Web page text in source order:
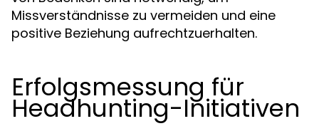
Missverständnisse zu vermeiden und eine
positive Beziehung aufrechtzuerhalten.
Erfolgsmessung für
Headhunting-Initiativen